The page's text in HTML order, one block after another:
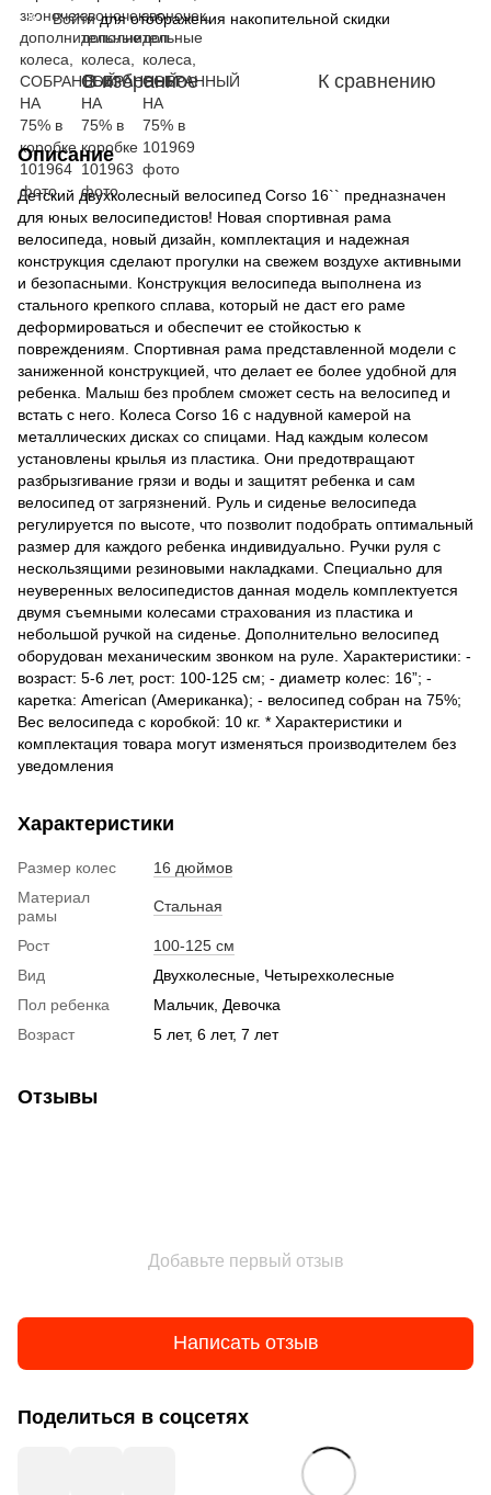
% Войтидля отображения накопительной скидки
В избранное К сравнению
Описание
Детский двухколесный велосипед Corso 16`` предназначен
для юных велосипедистов! Новая спортивная рама
велосипеда, новый дизайн, комплектация и надежная
конструкция сделают прогулки на свежем воздухе активными
и безопасными. Конструкция велосипеда выполнена из
стального крепкого сплава, который не даст его раме
деформироваться и обеспечит ее стойкостью к
повреждениям. Спортивная рама представленной модели с
заниженной конструкцией, что делает ее более удобной для
ребенка. Малыш без проблем сможет сесть на велосипед и
встать с него. Колеса Corso 16 с надувной камерой на
металлических дисках со спицами. Над каждым колесом
установлены крылья из пластика. Они предотвращают
разбрызгивание грязи и воды и защитят ребенка и сам
велосипед от загрязнений. Руль и сиденье велосипеда
регулируется по высоте, что позволит подобрать оптимальный
размер для каждого ребенка индивидуально. Ручки руля с
нескользящими резиновыми накладками. Специально для
неуверенных велосипедистов данная модель комплектуется
двумя съемными колесами страхования из пластика и
небольшой ручкой на сиденье. Дополнительно велосипед
оборудован механическим звонком на руле. Характеристики: -
возраст: 5-6 лет, рост: 100-125 см; - диаметр колес: 16”; -
каретка: American (Американка); - велосипед собран на 75%;
Вес велосипеда с коробкой: 10 кг. * Характеристики и
комплектация товара могут изменяться производителем без
уведомления
Характеристики
Размер колес
16 дюймов
Материал
рамы
Стальная
Рост
100-125 см
Вид
Двухколесные, Четырехколесные
Пол ребенка
Мальчик, Девочка
Возраст
5 лет, 6 лет, 7 лет
Отзывы
Добавьте первый отзыв
Написать отзыв
Поделиться в соцсетях